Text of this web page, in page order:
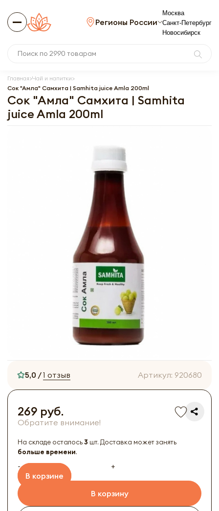
Регионы России
Москва
Санкт-Петербург
Новосибирск
Главная Чай и напитки
Сок "Амла" Самхита | Samhita juice Amla 200ml
Сок "Амла" Самхита | Samhita
juice Amla 200ml
5,0 /1 отзыв Артикул: 920680
269 руб.
Обратите внимание!
На складе осталось3 шт. Доставка может занять
больше времени.
-
+
В корзине
В корзину